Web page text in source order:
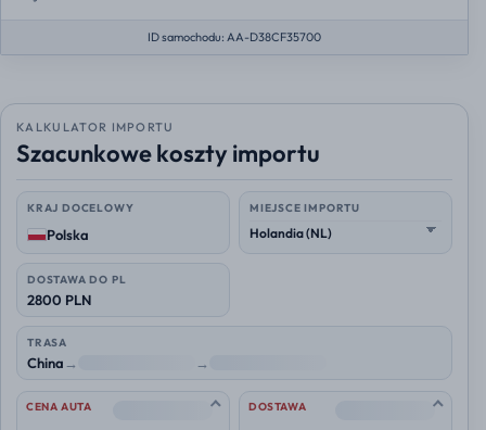
ID samochodu: AA-D38CF35700
KALKULATOR IMPORTU
Szacunkowe koszty importu
KRAJ DOCELOWY
Polska
MIEJSCE IMPORTU
DOSTAWA DO PL
2800 PLN
TRASA
China→ →
CENA AUTA -- DOSTAWA --